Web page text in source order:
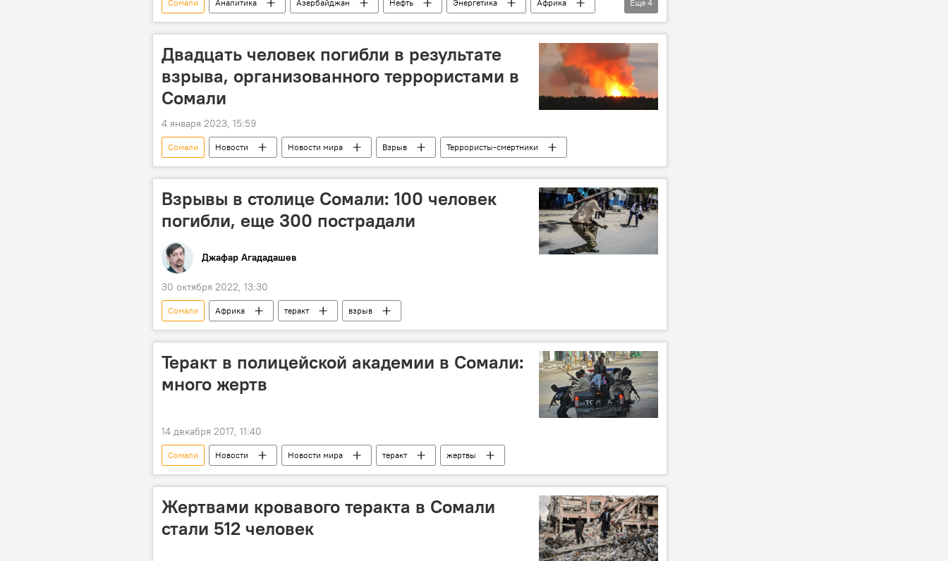
Сомали Аналитика Азербайджан Нефть Энергетика
Африка
Турция
SOCAR Россия КНР
Еще 4
Двадцать человек погибли в результате
взрыва, организованного террористами в
Сомали
4 января 2023, 15:59
Сомали Новости Новости мира Взрыв Террористы-смертники
Взрывы в столице Сомали: 100 человек
погибли, еще 300 пострадали
Джафар Агададашев
30 октября 2022, 13:30
Сомали Африка теракт взрыв
Теракт в полицейской академии в Сомали:
много жертв
14 декабря 2017, 11:40
Сомали Новости Новости мира теракт жертвы
Жертвами кровавого теракта в Сомали
стали 512 человек